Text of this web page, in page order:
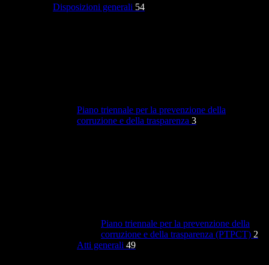
Disposizioni generali 54
Piano triennale per la prevenzione della
corruzione e della trasparenza 3
Piano triennale per la prevenzione della
corruzione e della trasparenza (PTPCT) 2
Atti generali 49